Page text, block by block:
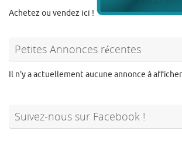
Achetez ou vendez ici !
Petites Annonces récentes
Il n'y a actuellement aucune annonce à
Suivez-nous sur Facebook !